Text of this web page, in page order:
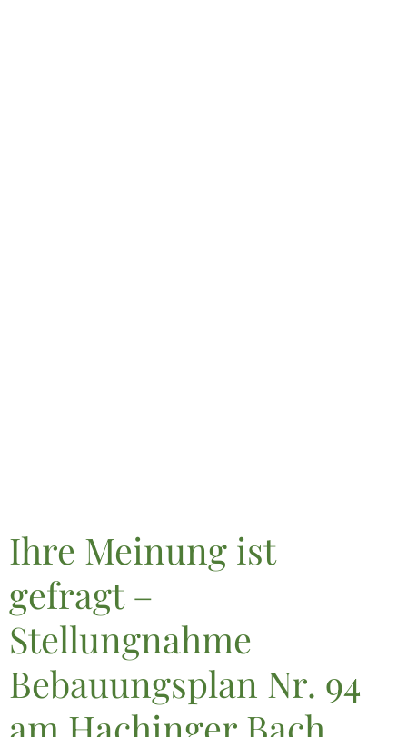
Ihre Meinung ist
gefragt –
Stellungnahme
Bebauungsplan Nr. 94